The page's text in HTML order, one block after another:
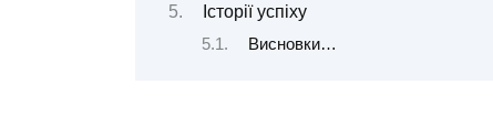
Історії успіху
Висновки…